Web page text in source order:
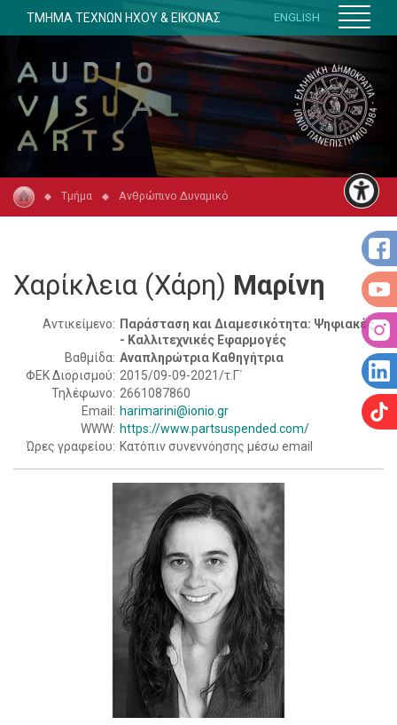
ΤΜΗΜΑ ΤΕΧΝΩΝ ΗΧΟΥ & ΕΙΚΟΝΑΣ ENGLISH
Τμήμα Ανθρώπινο Δυναμικό
Χαρίκλεια (Χάρη) Μαρίνη
Αντικείμενο: Παράσταση και Διαμεσικότητα: Ψηφιακές
- Καλλιτεχνικές Εφαρμογές
Βαθμίδα: Αναπληρώτρια Καθηγήτρια
ΦΕΚ Διορισμού: 2015/09-09-2021/τ.Γ΄
Τηλέφωνο: 2661087860
Email: harimarini@ionio.gr
WWW: https://www.partsuspended.com/
Ώρες γραφείου: Κατόπιν συνεννόησης μέσω email